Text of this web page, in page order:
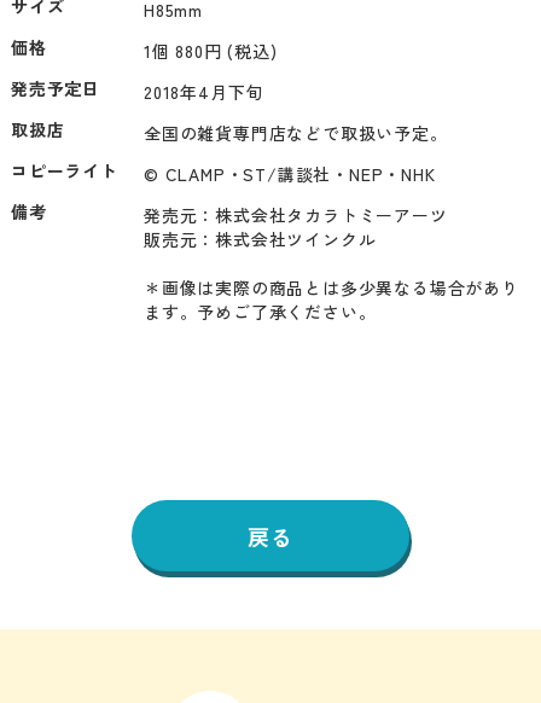
サイズ
H85mm
価格
1個 880円 (税込)
発売予定日
2018年4月下旬
取扱店
全国の雑貨専門店などで取扱い予定。
コピーライト
© CLAMP・ST/講談社・NEP・NHK
備考
発売元：株式会社タカラトミーアーツ
販売元：株式会社ツインクル
＊画像は実際の商品とは多少異なる場合があり
ます。予めご了承ください。
戻る